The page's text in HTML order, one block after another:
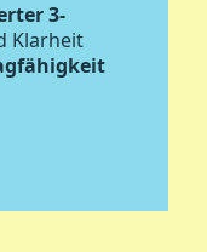
3-
Klarheit